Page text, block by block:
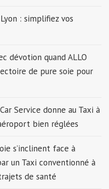
: simplifiez vos
dévotion quand ALLO
de pure soie pour
Service donne au Taxi à
bien réglées
s’inclinent face à
un Taxi conventionné à
de santé